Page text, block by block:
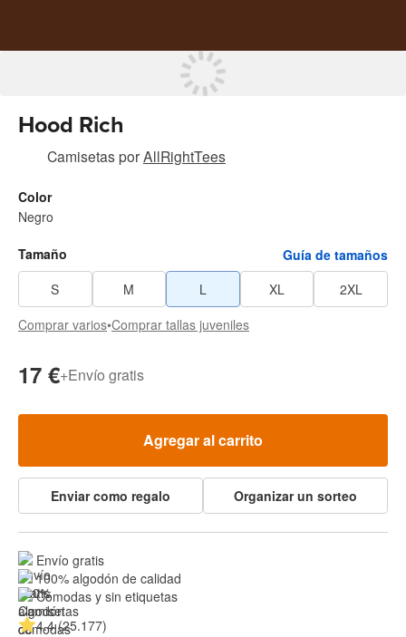
Hood Rich
CamisetasporAllRightTees
Color
Negro
Tamaño
Guía de tamaños
S
M L XL
2XL
Comprar varios•Comprar tallas juveniles
17 €+Envío gratis
Agregar al carrito
Enviar como regalo Organizar un sorteo
Envío gratis
100% algodón de calidad
Cómodas y sin etiquetas
4.4 (25.177)